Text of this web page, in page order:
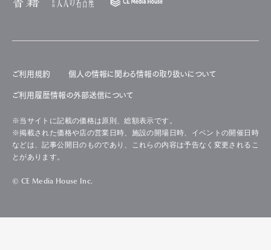
ご利用規約 個人の情報に関わる情報の取り扱いについて
ご利用履歴情報の外部送信について
※当サイトに記載の価格は原則、総額表示です。
※掲載された価格や店の営業日時、施設の開場日時、イベントの開催日時
などは、記事公開日のものであり、これらの内容は予告なく変更されるこ
とがあります。
© CE Media House Inc.